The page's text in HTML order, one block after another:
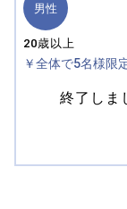
男性
20歳以上
￥全体で5名様限
終了しま